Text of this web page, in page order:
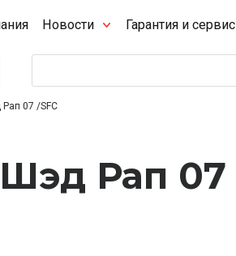
Новости Гарантия и сервис
07 /SFC
Рап 07